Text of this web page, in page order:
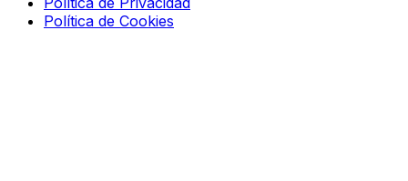
Política de Cookies